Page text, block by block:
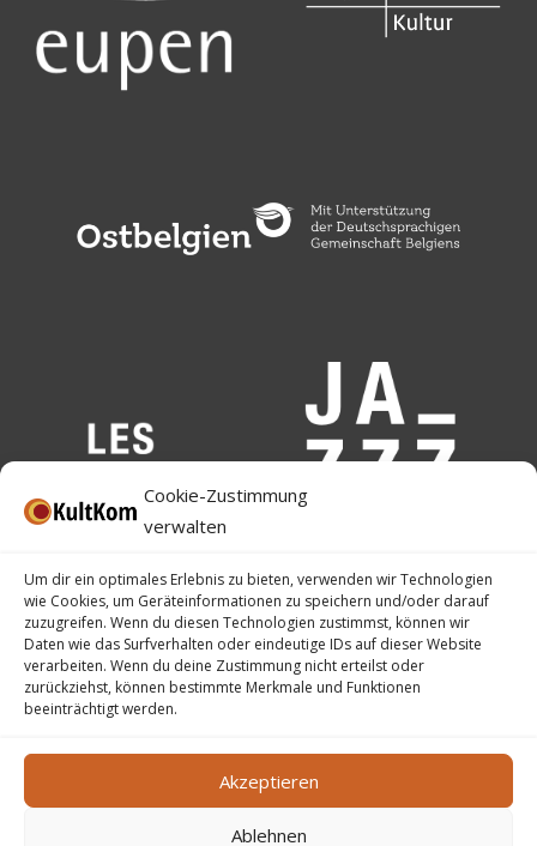
Cookie-Zustimmung
verwalten
Um dir ein optimales Erlebnis zu bieten, verwenden wir Technologien
wie Cookies, um Geräteinformationen zu speichern und/oder darauf
zuzugreifen. Wenn du diesen Technologien zustimmst, können wir
Daten wie das Surfverhalten oder eindeutige IDs auf dieser Website
verarbeiten. Wenn du deine Zustimmung nicht erteilst oder
zurückziehst, können bestimmte Merkmale und Funktionen
beeinträchtigt werden.
Akzeptieren
Ablehnen